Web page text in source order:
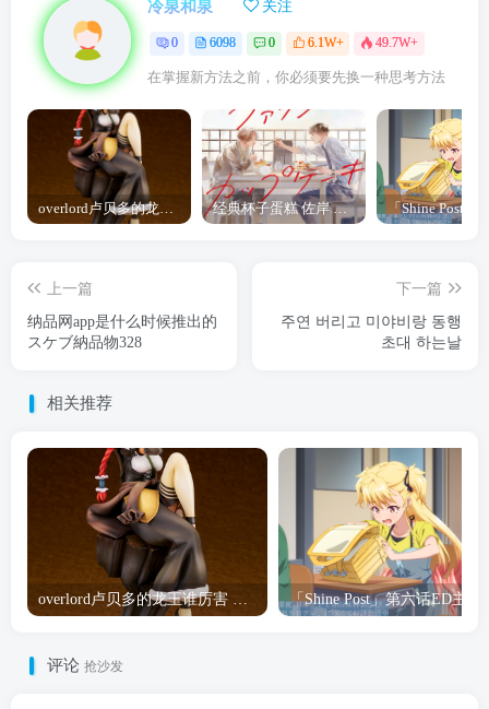
冷泉和泉 关注
0 6098 0 6.1W+ 49.7W+
在掌握新方法之前，你必须要先换一种思考方法
overlord卢贝多的龙王谁厉害 「Overlord」露普斯蕾琪娜·贝塔手办开订 经典杯子蛋糕 佐岸 漫画「经典杯子蛋糕」宣布真人日剧化
上一篇
纳品网app是什么时候推出的
スケブ納品物328
下一篇
주연 버리고 미야비랑 동행
초대 하는날
相关推荐
overlord卢贝多的龙王谁厉害 「Overlord」露普斯蕾琪娜·贝塔手办开订
评论 抢沙发